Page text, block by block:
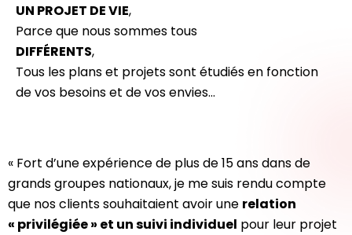
UN PROJET DE VIE,
Parce que nous sommes tous
DIFFÉRENTS,
Tous les plans et projets sont étudiés en fonction
de vos besoins et de vos envies…
« Fort d’une expérience de plus de 15 ans dans de
grands groupes nationaux, je me suis rendu compte
que nos clients souhaitaient avoir une relation
« privilégiée » et un suivi individuel pour leur projet